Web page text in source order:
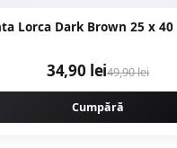
34,90 lei49,90 lei
Cumpără